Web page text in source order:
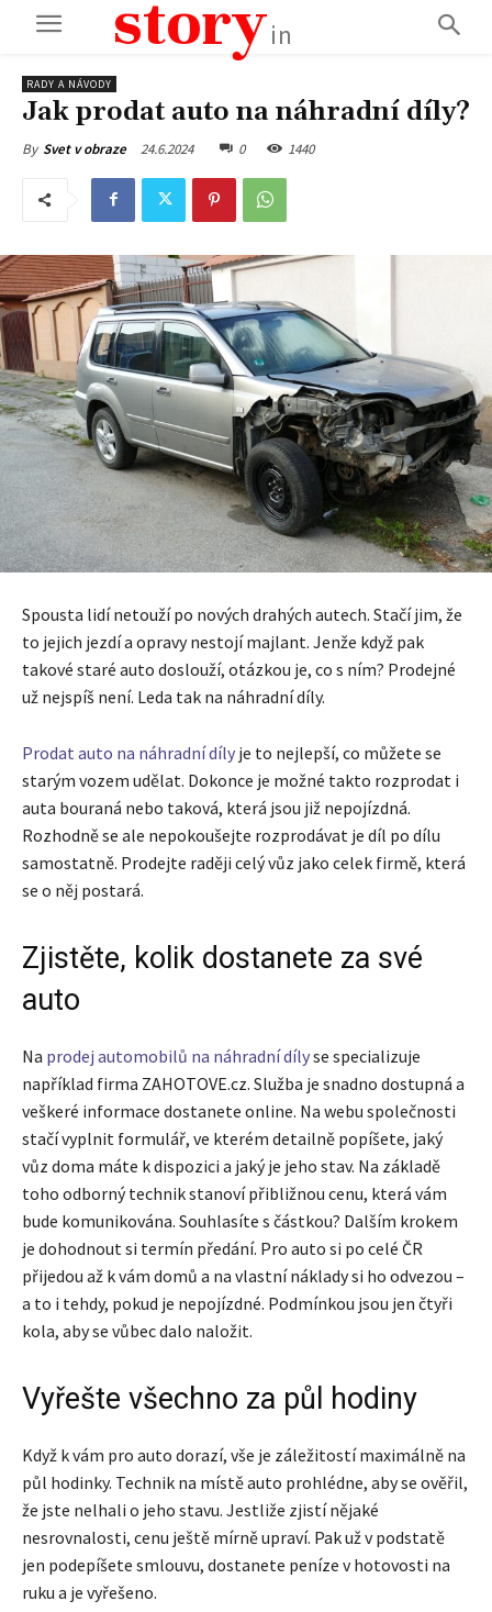
storyin
RADY A NÁVODY
Jak prodat auto na náhradní díly?
By Svet v obraze 24.6.2024 0 1440
Spousta lidí netouží po nových drahých autech. Stačí jim, že
to jejich jezdí a opravy nestojí majlant. Jenže když pak
takové staré auto doslouží, otázkou je, co s ním? Prodejné
už nejspíš není. Leda tak na náhradní díly.
Prodat auto na náhradní díly je to nejlepší, co můžete se
starým vozem udělat. Dokonce je možné takto rozprodat i
auta bouraná nebo taková, která jsou již nepojízdná.
Rozhodně se ale nepokoušejte rozprodávat je díl po dílu
samostatně. Prodejte raději celý vůz jako celek firmě, která
se o něj postará.
Zjistěte, kolik dostanete za své
auto
Na prodej automobilů na náhradní dílyse specializuje
například firma ZAHOTOVE.cz. Služba je snadno dostupná a
veškeré informace dostanete online. Na webu společnosti
stačí vyplnit formulář, ve kterém detailně popíšete, jaký
vůz doma máte k dispozici a jaký je jeho stav. Na základě
toho odborný technik stanoví přibližnou cenu, která vám
bude komunikována. Souhlasíte s částkou? Dalším krokem
je dohodnout si termín předání. Pro auto si po celé ČR
přijedou až k vám domů a na vlastní náklady si ho odvezou –
a to i tehdy, pokud je nepojízdné. Podmínkou jsou jen čtyři
kola, aby se vůbec dalo naložit.
Vyřešte všechno za půl hodiny
Když k vám pro auto dorazí, vše je záležitostí maximálně na
půl hodinky. Technik na místě auto prohlédne, aby se ověřil,
že jste nelhali o jeho stavu. Jestliže zjistí nějaké
nesrovnalosti, cenu ještě mírně upraví. Pak už v podstatě
jen podepíšete smlouvu, dostanete peníze v hotovosti na
ruku a je vyřešeno.